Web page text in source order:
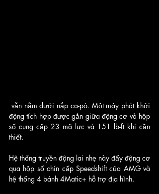
động tích hợp được gắn giữa động cơ và hộp
số cung cấp 23 mã lực và 151 lb-ft khi cần
thiết.
Hệ thống truyền động lai nhẹ này đẩy động cơ
qua hộp số chín cấp Speedshift của AMG và
hệ thống 4 bánh 4Matic+ hỗ trợ địa hình.